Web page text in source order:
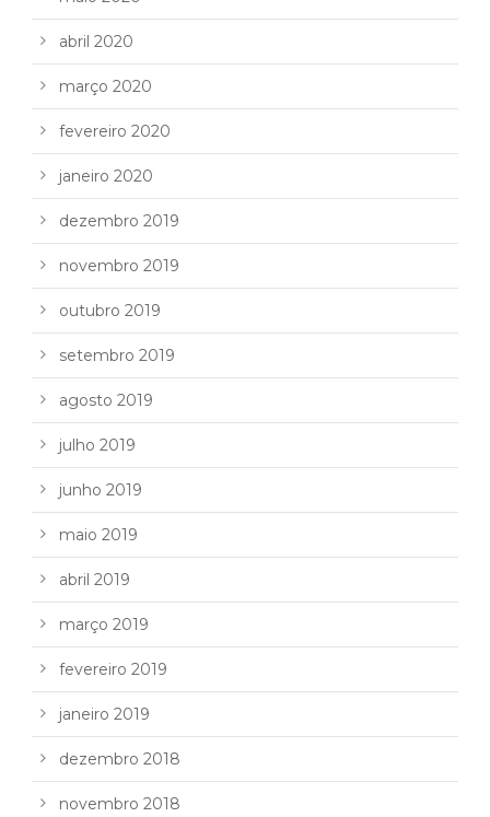
abril 2020
março 2020
fevereiro 2020
janeiro 2020
dezembro 2019
novembro 2019
outubro 2019
setembro 2019
agosto 2019
julho 2019
junho 2019
maio 2019
abril 2019
março 2019
fevereiro 2019
janeiro 2019
dezembro 2018
novembro 2018